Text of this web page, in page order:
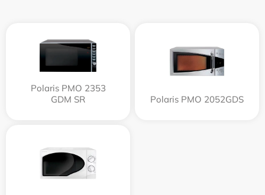
Polaris PMO 2353
GDM SR
Polaris PMO 2052GDS